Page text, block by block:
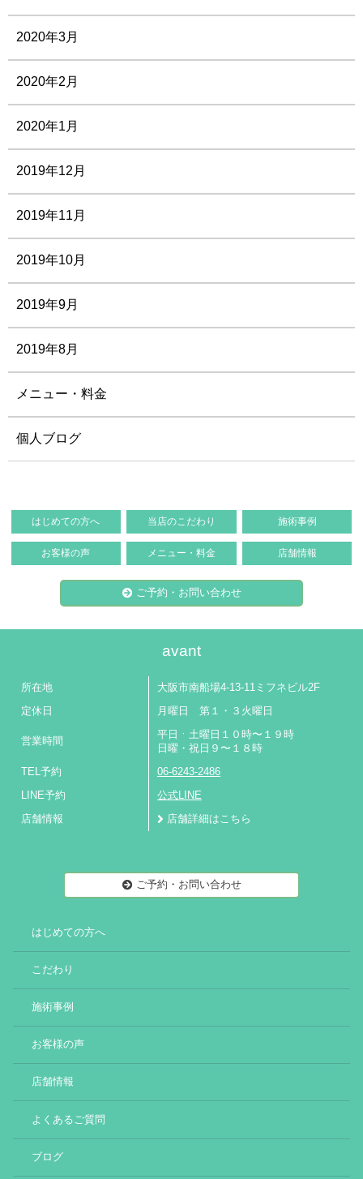
2020年3月
2020年2月
2020年1月
2019年12月
2019年11月
2019年10月
2019年9月
2019年8月
メニュー・料金
個人ブログ
はじめての方へ 当店のこだわり 施術事例
お客様の声 メニュー・料金 店舗情報
ご予約・お問い合わせ
avant
所在地 大阪市南船場4-13-11ミフネビル2F
定休日 月曜日 第１・３火曜日
営業時間
平日ㆍ土曜日１０時〜１９時
日曜・祝日９〜１８時
TEL予約 06-6243-2486
LINE予約 公式LINE
店舗情報 店舗詳細はこちら
ご予約・お問い合わせ
はじめての方へ
こだわり
施術事例
お客様の声
店舗情報
よくあるご質問
ブログ